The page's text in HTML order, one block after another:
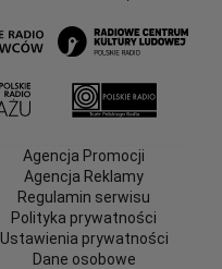
Agencja Promocji
Agencja Reklamy
Regulamin serwisu
Polityka prywatności
Ustawienia prywatności
Dane osobowe